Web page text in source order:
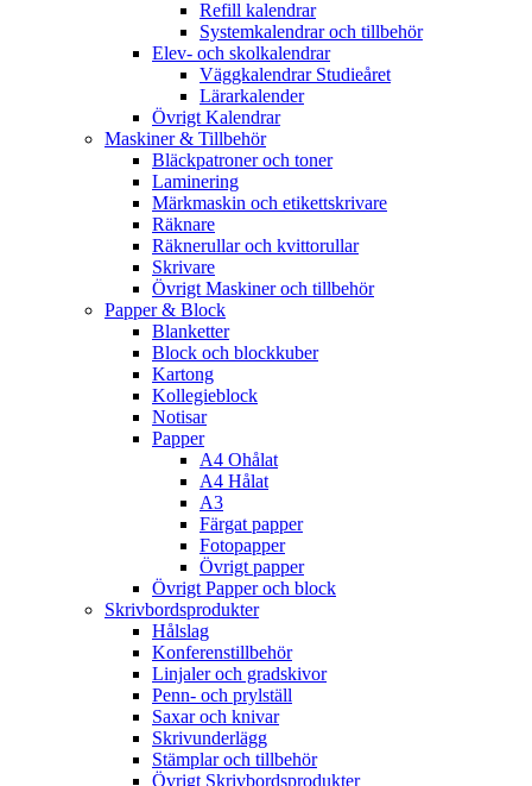
Refill kalendrar
Systemkalendrar och tillbehör
Elev- och skolkalendrar
Väggkalendrar Studieåret
Lärarkalender
Övrigt Kalendrar
Maskiner & Tillbehör
Bläckpatroner och toner
Laminering
Märkmaskin och etikettskrivare
Räknare
Räknerullar och kvittorullar
Skrivare
Övrigt Maskiner och tillbehör
Papper & Block
Blanketter
Block och blockkuber
Kartong
Kollegieblock
Notisar
Papper
A4 Ohålat
A4 Hålat
A3
Färgat papper
Fotopapper
Övrigt papper
Övrigt Papper och block
Skrivbordsprodukter
Hålslag
Konferenstillbehör
Linjaler och gradskivor
Penn- och prylställ
Saxar och knivar
Skrivunderlägg
Stämplar och tillbehör
Övrigt Skrivbordsprodukter